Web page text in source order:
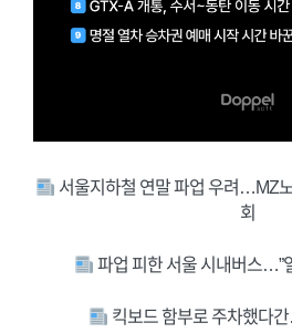
서울지하철 연말 파업 우려…MZ
회
파업 피한 서울 시내버스…”
킥보드 함부로 주차했다